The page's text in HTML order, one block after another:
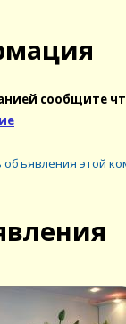
сообщите
объявления этой